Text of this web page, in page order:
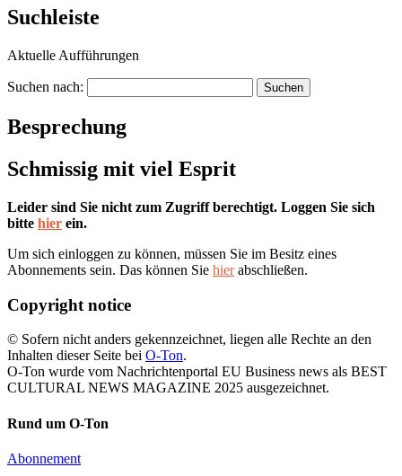
Suchleiste
Aktuelle Aufführungen
Suchen nach:
Besprechung
Schmissig mit viel Esprit
Leider sind Sie nicht zum Zugriff berechtigt. Loggen Sie sich
bitte hier ein.
Um sich einloggen zu können, müssen Sie im Besitz eines
Abonnements sein. Das können Sie hierabschließen.
Copyright notice
© Sofern nicht anders gekennzeichnet, liegen alle Rechte an den
Inhalten dieser Seite bei O-Ton.
O-Ton wurde vom Nachrichtenportal EU Business news als BEST
CULTURAL NEWS MAGAZINE 2025 ausgezeichnet.
Rund um O-Ton
Abonnement